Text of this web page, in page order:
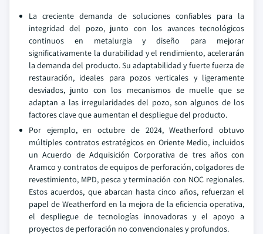
La creciente demanda de soluciones confiables para la
integridad del pozo, junto con los avances tecnológicos
continuos en metalurgia y diseño para mejorar
significativamente la durabilidad y el rendimiento, acelerarán
la demanda del producto. Su adaptabilidad y fuerte fuerza de
restauración, ideales para pozos verticales y ligeramente
desviados, junto con los mecanismos de muelle que se
adaptan a las irregularidades del pozo, son algunos de los
factores clave que aumentan el despliegue del producto.
Por ejemplo, en octubre de 2024, Weatherford obtuvo
múltiples contratos estratégicos en Oriente Medio, incluidos
un Acuerdo de Adquisición Corporativa de tres años con
Aramco y contratos de equipos de perforación, colgadores de
revestimiento, MPD, pesca y terminación con NOC regionales.
Estos acuerdos, que abarcan hasta cinco años, refuerzan el
papel de Weatherford en la mejora de la eficiencia operativa,
el despliegue de tecnologías innovadoras y el apoyo a
proyectos de perforación no convencionales y profundos.